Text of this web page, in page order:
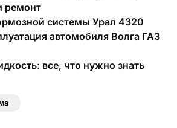
ремонт
системы Урал 4320
автомобиля Волга ГАЗ
все, что нужно знать